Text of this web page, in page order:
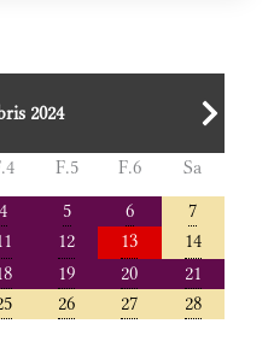
2024
F.5 F.6
Sa
4 5 6
7
12 13
14
19 20
21
26 27
28